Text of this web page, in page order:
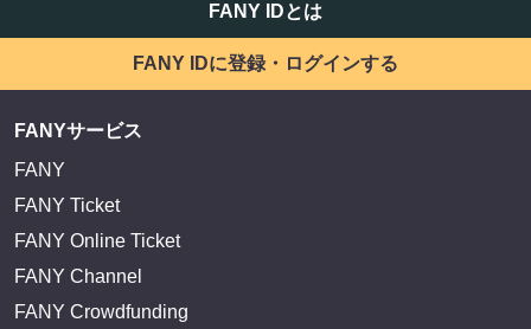
FANY IDとは
FANY IDに登録・ログインする
FANYサービス
FANY
FANY Ticket
FANY Online Ticket
FANY Channel
FANY Crowdfunding